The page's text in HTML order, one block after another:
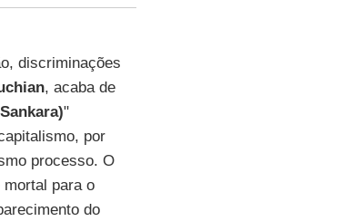
discriminações
, acaba de
"
por
processo. O
para o
do